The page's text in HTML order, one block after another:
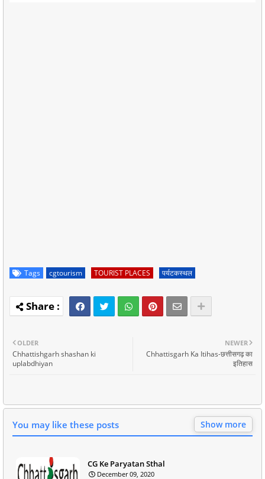
Tags cgtourism TOURIST PLACES पर्यटकस्थल
NEWER
Chhattisgarh Ka Itihas-छत्तीसगढ़ का
इतिहास
OLDER
Chhattishgarh shashan ki
uplabdhiyan
You may like these posts Show more
CG Ke Paryatan Sthal
December 09, 2020